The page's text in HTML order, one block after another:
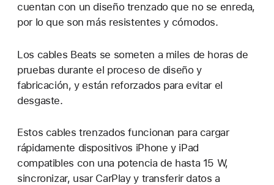
cuentan con un diseño trenzado que no se enreda,
por lo que son más resistentes y cómodos.
Los cables Beats se someten a miles de horas de
pruebas durante el proceso de diseño y
fabricación, y están reforzados para evitar el
desgaste.
Estos cables trenzados funcionan para cargar
rápidamente dispositivos iPhone y iPad
compatibles con una potencia de hasta 15 W,
sincronizar, usar CarPlay y transferir datos a